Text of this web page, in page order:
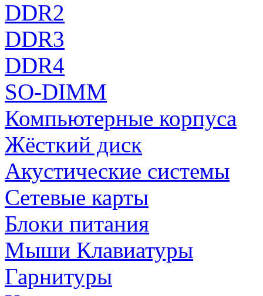
DDR2
DDR3
DDR4
SO-DIMM
Компьютерные корпуса
Жёсткий диск
Акустические системы
Сетевые карты
Блоки питания
Мыши Клавиатуры
Гарнитуры